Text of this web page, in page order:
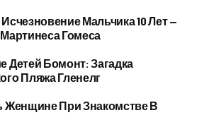
Мальчика 10 Лет —
Гомеса
Детей Бомонт: Загадка
Пляжа Гленелг
Женщине При Знакомстве В